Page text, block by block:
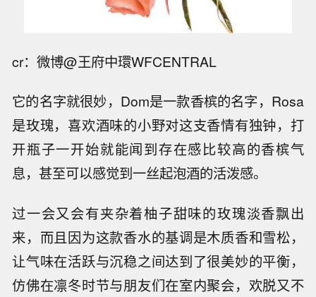
cr：微博@王府中環WFCENTRAL
它的名字就很妙，Dom是一款香槟的名字，Rosa
是玫瑰，喜欢酒味的小野对这支香情有独钟，打
开瓶子一开始就能闻到存在感比较高的香槟气
息，甚至可以感觉到一丝起泡酒的活泼感。
过一会又会有夹杂着柚子甜味的玫瑰淡香飘出
来，而且因为这款香水的基调是木质香和雪松，
让气味在活跃与沉稳之间达到了很美妙的平衡，
仿佛在凛冬时节与朋友们在室内聚会，欢脱又不